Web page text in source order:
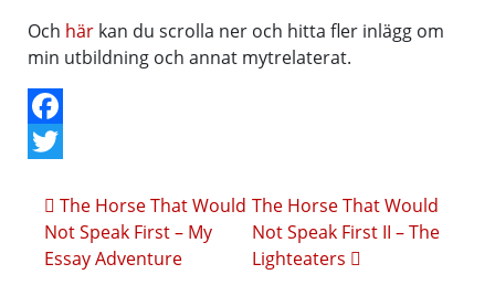
Och här kan du scrolla ner och hitta fler inlägg om
min utbildning och annat mytrelaterat.
Facebook
Inläggsnavigering
The Horse That Would
Not Speak First – My
Essay Adventure
The Horse That Would
Not Speak First II – The
Lighteaters